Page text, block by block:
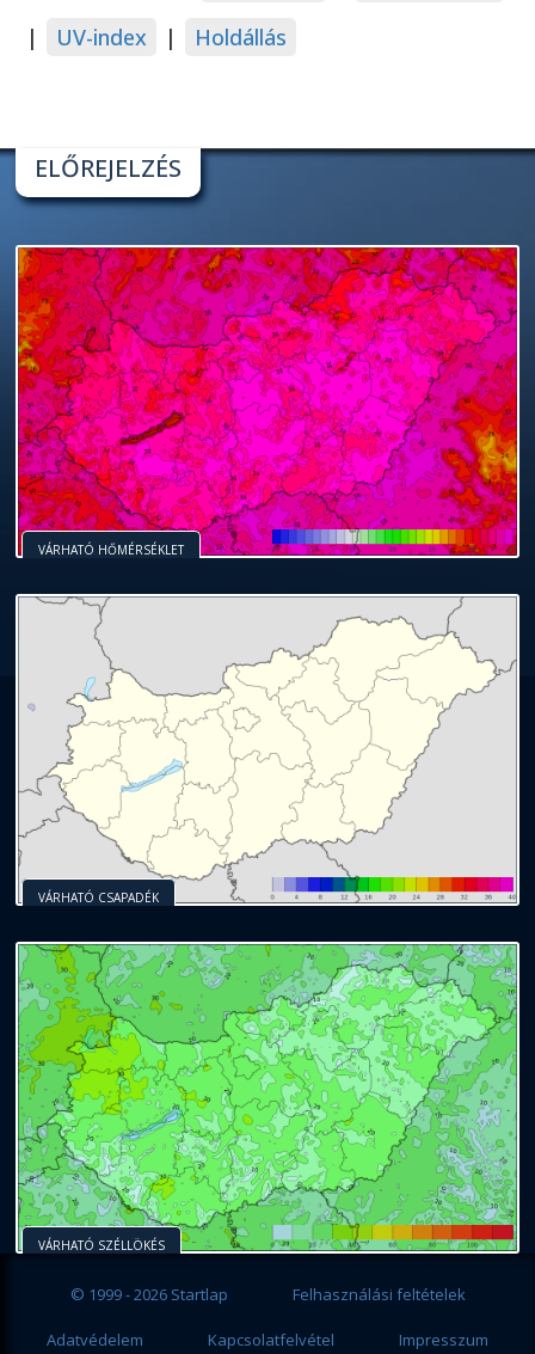
|
UV-index | Holdállás
ELŐREJELZÉS
VÁRHATÓ HŐMÉRSÉKLET
VÁRHATÓ CSAPADÉK
VÁRHATÓ SZÉLLÖKÉS
© 1999 - 2026 Startlap Felhasználási feltételek
Adatvédelem Kapcsolatfelvétel Impresszum